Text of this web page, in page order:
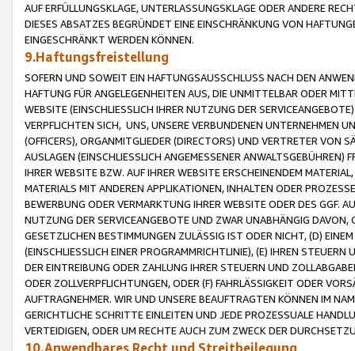
AUF ERFÜLLUNGSKLAGE, UNTERLASSUNGSKLAGE ODER ANDERE
DIESES ABSATZES BEGRÜNDET EINE EINSCHRÄNKUNG VON
EINGESCHRÄNKT WERDEN KÖNNEN.
9.Haftungsfreistellung
SOFERN UND SOWEIT EIN HAFTUNGSAUSSCHLUSS NACH DEN
HAFTUNG FÜR ANGELEGENHEITEN AUS, DIE UNMITTELBAR ODER
WEBSITE (EINSCHLIESSLICH IHRER NUTZUNG DER
VERPFLICHTEN SICH, UNS, UNSERE VERBUNDENEN UNTERNEHMEN
(OFFICERS), ORGANMITGLIEDER (DIRECTORS) UND VERTRETER VON
AUSLAGEN (EINSCHLIESSLICH ANGEMESSENER
IHRER WEBSITE BZW. AUF IHRER WEBSITE ERSCHEINENDEM
MATERIALS MIT ANDEREN APPLIKATIONEN, INHALTEN ODER
BEWERBUNG ODER VERMARKTUNG IHRER WEBSITE ODER DES GGF.
NUTZUNG DER SERVICEANGEBOTE UND ZWAR UNABHÄNGIG
GESETZLICHEN BESTIMMUNGEN ZULÄSSIG IST ODER NICHT, (D)
(EINSCHLIESSLICH EINER PROGRAMMRICHTLINIE), (E) IHREN
DER EINTREIBUNG ODER ZAHLUNG IHRER STEUERN UND
ODER ZOLLVERPFLICHTUNGEN, ODER (F) FAHRLÄSSIGKEIT ODER
AUFTRAGNEHMER. WIR UND UNSERE BEAUFTRAGTEN KÖNNEN IM
GERICHTLICHE SCHRITTE EINLEITEN UND JEDE PROZESSUALE
VERTEIDIGEN, ODER UM RECHTE AUCH ZUM ZWECK DER
10.Anwendbares Recht und Streitbeilegung